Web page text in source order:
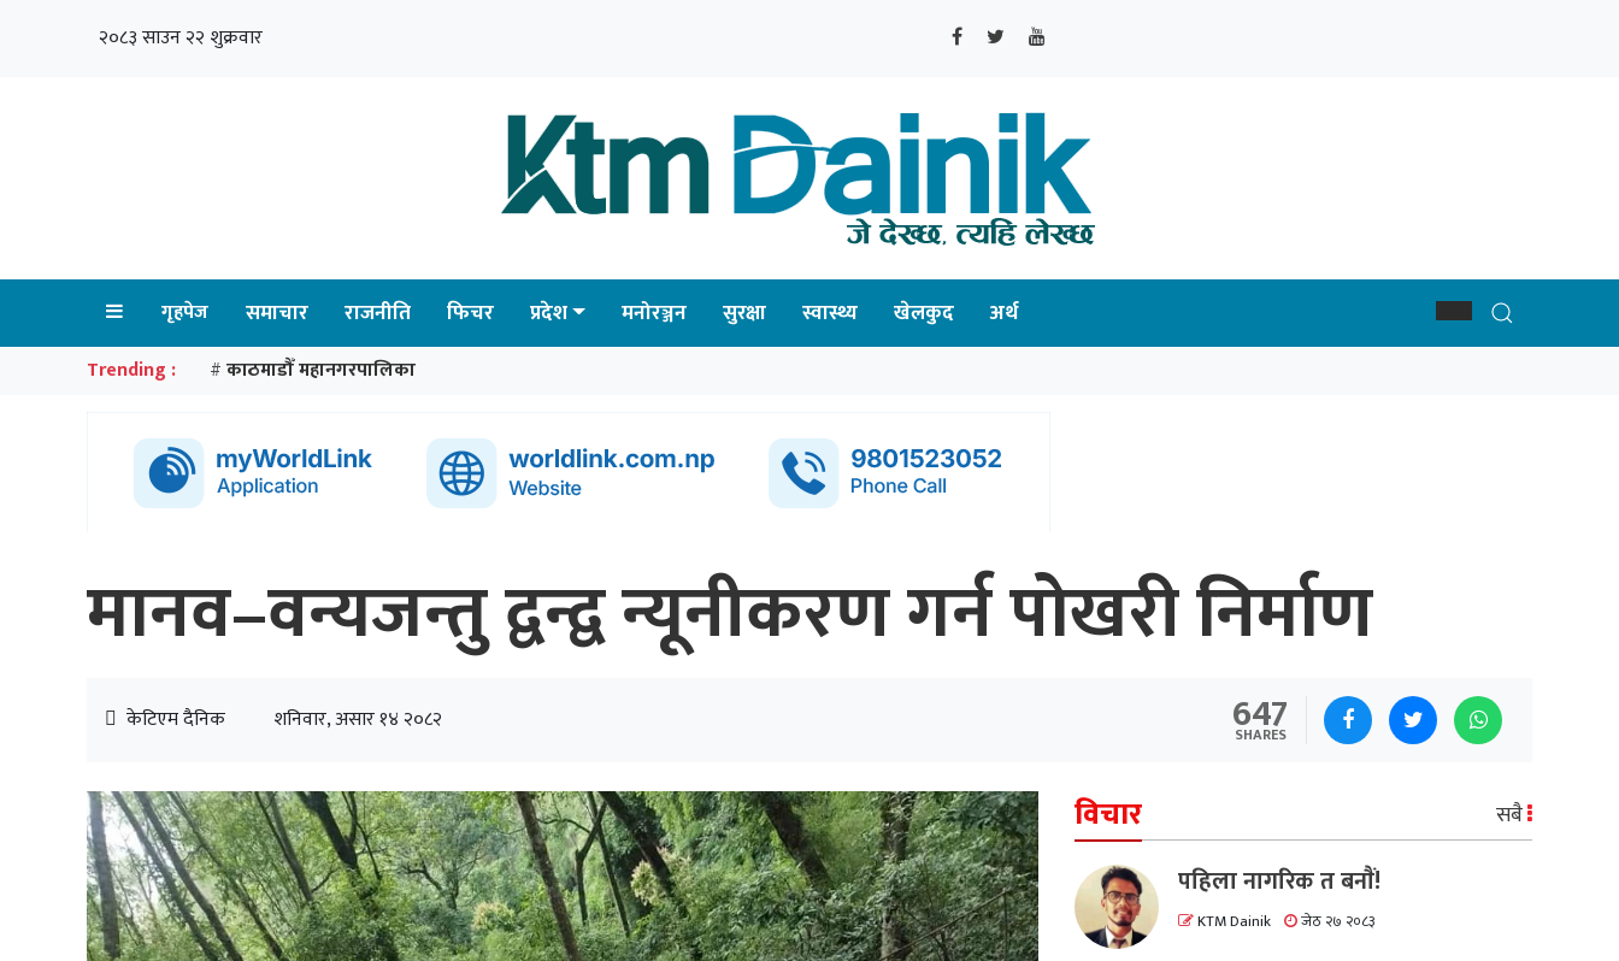
२०८३ साउन २२ शुक्रवार
गृहपेज समाचार राजनीति फिचर प्रदेश मनोरञ्जन सुरक्षा स्वास्थ्य खेलकुद अर्थ
Trending : # काठमाडौँ महानगरपालिका
मानव–वन्यजन्तु द्वन्द्व न्यूनीकरण गर्न पोखरी निर्माण
केटिएम दैनिक शनिवार, असार १४ २०८२ 647
SHARES
विचार सबै
पहिला नागरिक त बनाैं!
KTM Dainik जेठ २७ २०८३